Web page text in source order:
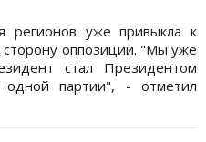
регионов уже привыкла к
оппозиции. "Мы уже
стал Президентом
партии", - отметил